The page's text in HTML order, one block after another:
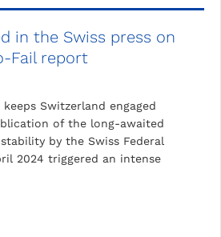
in the Swiss press on
Fail report
Switzerland engaged
of the long-awaited
by the Swiss Federal
2024 triggered an intense